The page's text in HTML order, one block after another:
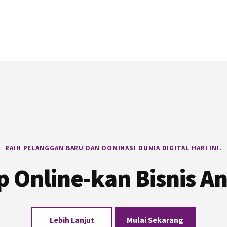
RAIH PELANGGAN BARU DAN DOMINASI DUNIA DIGITAL HARI INI.
Online-kan Bisnis
Lebih Lanjut Mulai Sekarang